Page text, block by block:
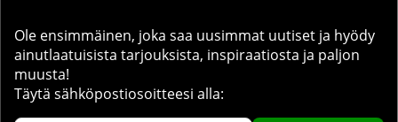
Ole ensimmäinen, joka saa uusimmat uutiset ja hyödy
ainutlaatuisista tarjouksista, inspiraatiosta ja paljon
muusta!
Täytä sähköpostiosoitteesi alla: